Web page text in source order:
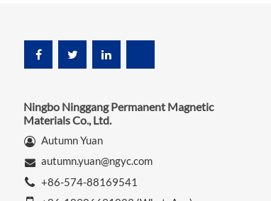
Ningbo Ninggang Permanent Magnetic
Materials Co., Ltd.
Autumn Yuan
autumn.yuan@ngyc.com
+86-574-88169541